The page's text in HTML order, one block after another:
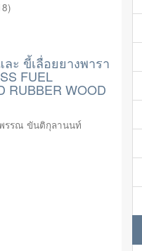
)
ะ ขี้เลื่อยยางพารา
FUEL
RUBBER WOOD
รรณ ขันติกุลานนท์